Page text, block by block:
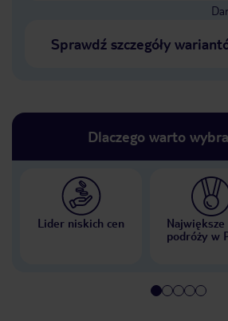
Sprawdź szczegóły
Dlaczego warto
Lider niskich cen
podróży w